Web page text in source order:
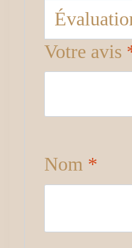
Votre avis
Nom *